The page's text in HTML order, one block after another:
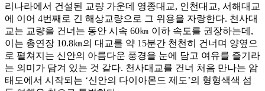
리나라에서 건설된 교량 가운데 영종대교, 인천대교, 서해대교
에 이어 4번째로 긴 해상교량으로 그 위용을 자랑한다. 천사대
교는 교량을 건너는 동안 시속 60㎞ 이하 속도를 권장하는데,
이는 총연장 10.8㎞의 대교를 약 15분간 천천히 건너며 양옆으
로 펼쳐지는 신안의 아름다운 풍경을 눈에 담고 여유를 즐기라
는 의미가 담겨 있는 것 같다. 천사대교를 건너 처음 만나는 암
태도에서 시작되는 ‘신안의 다이아몬드 제도’의 형형색색 섬